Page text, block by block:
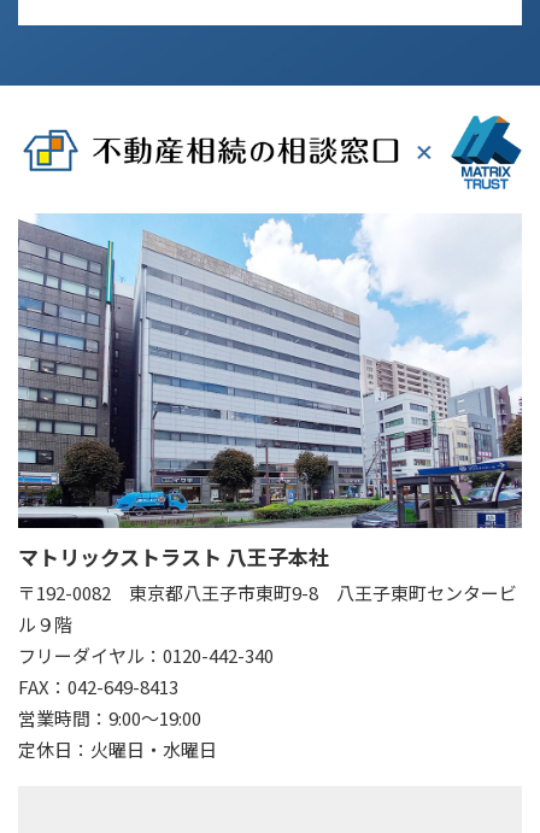
マトリックストラスト 八王子本社
〒192-0082 東京都八王子市東町9-8 八王子東町センタービ
ル９階
フリーダイヤル：0120-442-340
FAX：042-649-8413
営業時間：9:00～19:00
定休日：火曜日・水曜日